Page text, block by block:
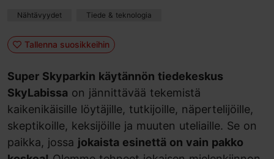
Nähtävyydet Tiede & teknologia
Tallenna suosikkeihin
Super Skyparkin käytännön tiedekeskus
SkyLabissa on jännittävää tekemistä
kaikenikäisille löytäjille, tutkijoille, näpertelijöille,
skeptikoille, keksijöille ja muuten uteliaille. Se on
paikka, jossa jokaista esinettä on vain pakko